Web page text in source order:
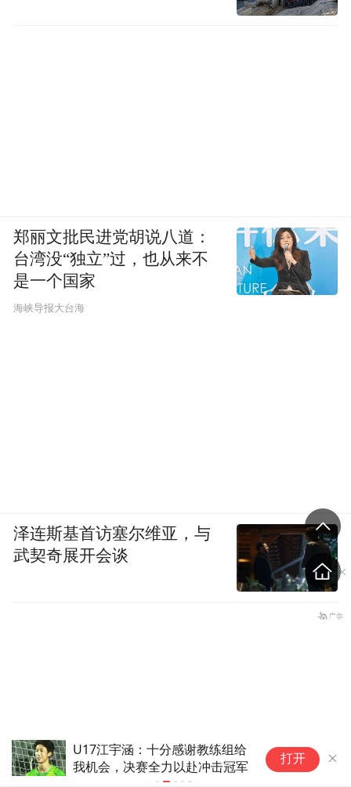
U17江宇涵：十分感谢教练组给
我机会，决赛全力以赴冲击冠军
打开
郑丽文批民进党胡说八道：
台湾没“独立”过，也从来不
是一个国家
​海峡导报大台海
泽连斯基首访塞尔维亚，与
武契奇展开会谈